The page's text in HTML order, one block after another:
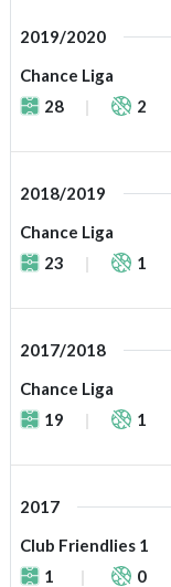
2019/2020
Chance Liga
28
2
2018/2019
Chance Liga
23
1
2017/2018
Chance Liga
19
1
2017
Club Friendlies 1
1
0